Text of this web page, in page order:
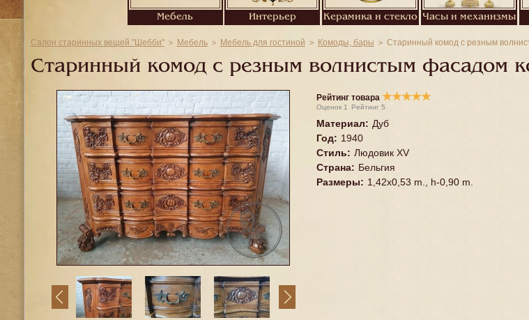
Мебель Интерьер Керамика и стекло Часы и механизмы
Салон старинных вещей "Шебби" Мебель Мебель для гостиной Комоды, бары Старинный комод с резным
Старинный комод с резным волнистым фасадом
Рейтинг товара ★★★★★
Оценок 1 Рейтинг 5
Материал: Дуб
Год: 1940
Стиль: Людовик XV
Страна: Бельгия
Размеры: 1,42x0,53 m., h-0,90 m.